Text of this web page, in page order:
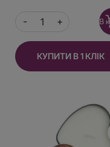
В
КУПИТИ В 1 КЛІК